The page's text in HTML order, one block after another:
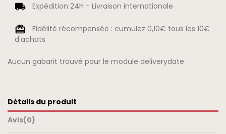
Expédition 24h - Livraison internationale
Fidélité récompensée : cumulez 0,10€ tous les 10€
d'achats
Aucun gabarit trouvé pour le module deliverydate
Détails du produit
Avis(0)